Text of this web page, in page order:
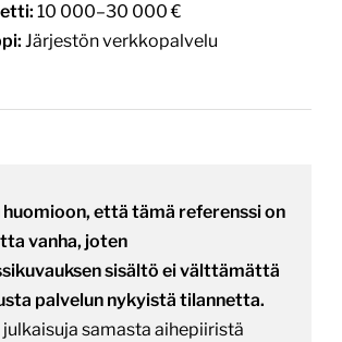
10 000–30 000 €
Järjestön verkkopalvelu
että tämä referenssi on
vanha, joten
sisältö ei välttämättä
palvelun nykyistä tilannetta.
samasta aihepiiristä